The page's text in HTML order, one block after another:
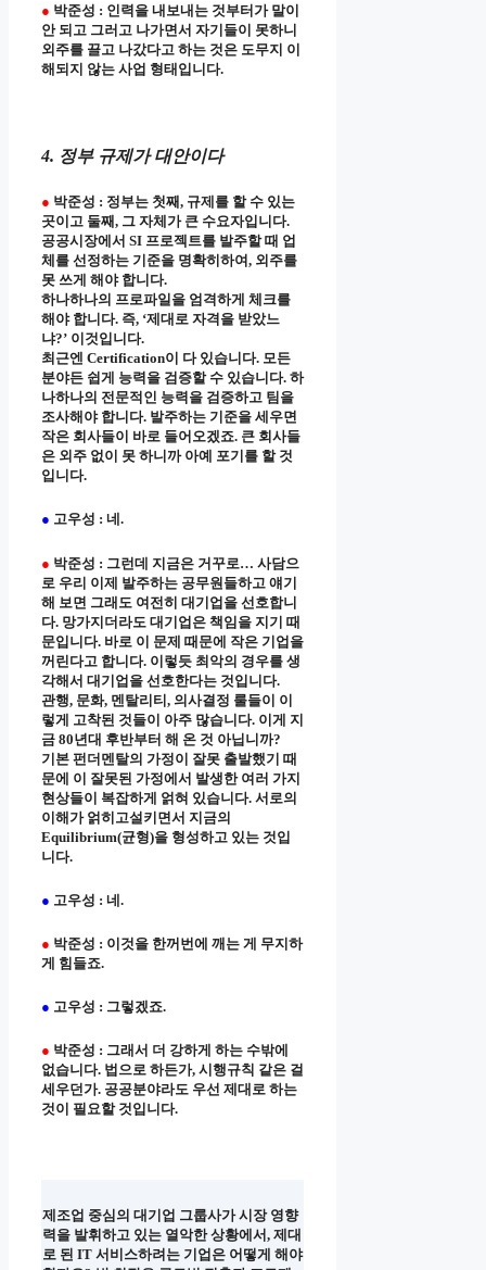
● 박준성 : 인력을 내보내는 것부터가 말이
안 되고 그러고 나가면서 자기들이 못하니
외주를 끌고 나갔다고 하는 것은 도무지 이
해되지 않는 사업 형태입니다.
4. 정부 규제가 대안이다
● 박준성 : 정부는 첫째, 규제를 할 수 있는
곳이고 둘째, 그 자체가 큰 수요자입니다.
공공시장에서 SI 프로젝트를 발주할 때 업
체를 선정하는 기준을 명확히하여, 외주를
못 쓰게 해야 합니다.
하나하나의 프로파일을 엄격하게 체크를
해야 합니다. 즉, ‘제대로 자격을 받았느
냐?’ 이것입니다.
최근엔 Certification이 다 있습니다. 모든
분야든 쉽게 능력을 검증할 수 있습니다. 하
나하나의 전문적인 능력을 검증하고 팀을
조사해야 합니다. 발주하는 기준을 세우면
작은 회사들이 바로 들어오겠죠. 큰 회사들
은 외주 없이 못 하니까 아예 포기를 할 것
입니다.
● 고우성 : 네.
● 박준성 : 그런데 지금은 거꾸로… 사담으
로 우리 이제 발주하는 공무원들하고 얘기
해 보면 그래도 여전히 대기업을 선호합니
다. 망가지더라도 대기업은 책임을 지기 때
문입니다. 바로 이 문제 때문에 작은 기업을
꺼린다고 합니다. 이렇듯 최악의 경우를 생
각해서 대기업을 선호한다는 것입니다.
관행, 문화, 멘탈리티, 의사결정 룰들이 이
렇게 고착된 것들이 아주 많습니다. 이게 지
금 80년대 후반부터 해 온 것 아닙니까?
기본 펀더멘탈의 가정이 잘못 출발했기 때
문에 이 잘못된 가정에서 발생한 여러 가지
현상들이 복잡하게 얽혀 있습니다. 서로의
이해가 얽히고설키면서 지금의
Equilibrium(균형)을 형성하고 있는 것입
니다.
● 고우성 : 네.
● 박준성 : 이것을 한꺼번에 깨는 게 무지하
게 힘들죠.
● 고우성 : 그렇겠죠.
● 박준성 : 그래서 더 강하게 하는 수밖에
없습니다. 법으로 하든가, 시행규칙 같은 걸
세우던가. 공공분야라도 우선 제대로 하는
것이 필요할 것입니다.
제조업 중심의 대기업 그룹사가 시장 영향
력을 발휘하고 있는 열악한 상황에서, 제대
로 된 IT 서비스하려는 기업은 어떻게 해야